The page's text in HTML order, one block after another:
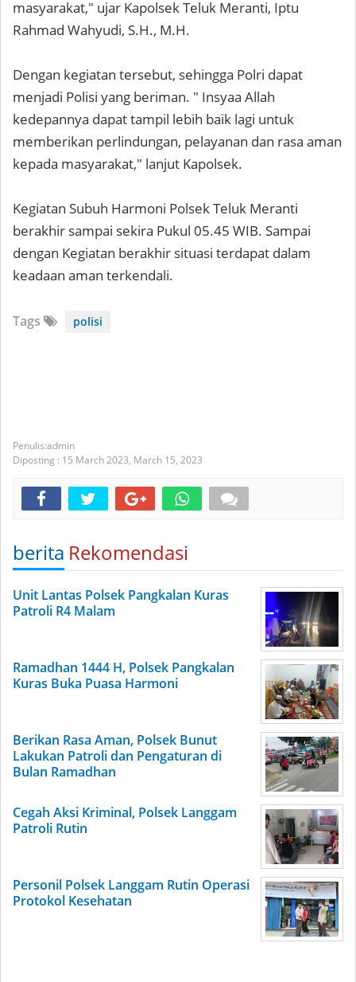
masyarakat," ujar Kapolsek Teluk Meranti, Iptu
Rahmad Wahyudi, S.H., M.H.
Dengan kegiatan tersebut, sehingga Polri dapat
menjadi Polisi yang beriman. " Insyaa Allah
kedepannya dapat tampil lebih baik lagi untuk
memberikan perlindungan, pelayanan dan rasa aman
kepada masyarakat," lanjut Kapolsek.
Kegiatan Subuh Harmoni Polsek Teluk Meranti
berakhir sampai sekira Pukul 05.45 WIB. Sampai
dengan Kegiatan berakhir situasi terdapat dalam
keadaan aman terkendali.
Tags polisi
admin
Diposting : 15 March 2023, March 15, 2023
berita Rekomendasi
Unit Lantas Polsek Pangkalan Kuras
Patroli R4 Malam
Ramadhan 1444 H, Polsek Pangkalan
Kuras Buka Puasa Harmoni
Berikan Rasa Aman, Polsek Bunut
Lakukan Patroli dan Pengaturan di
Bulan Ramadhan
Cegah Aksi Kriminal, Polsek Langgam
Patroli Rutin
Personil Polsek Langgam Rutin Operasi
Protokol Kesehatan